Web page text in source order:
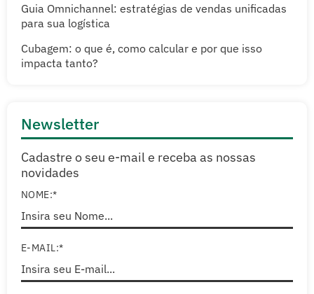
Guia Omnichannel: estratégias de vendas unificadas
para sua logística
Cubagem: o que é, como calcular e por que isso
impacta tanto?
Newsletter
Cadastre o seu e-mail e receba as nossas
novidades
NOME:*
E-MAIL:*